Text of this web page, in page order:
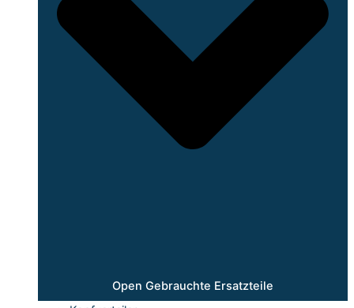
Open Gebrauchte Ersatzteile